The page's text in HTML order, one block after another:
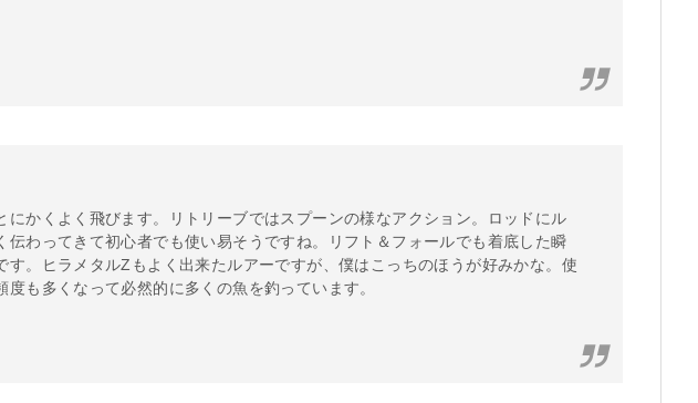
にかくよく飛びます。リトリーブではスプーンの様なアクション。ロッドにル
伝わってきて初心者でも使い易そうですね。リフト＆フォールでも着底した瞬
す。ヒラメタルZもよく出来たルアーですが、僕はこっちのほうが好みかな。使
度も多くなって必然的に多くの魚を釣っています。